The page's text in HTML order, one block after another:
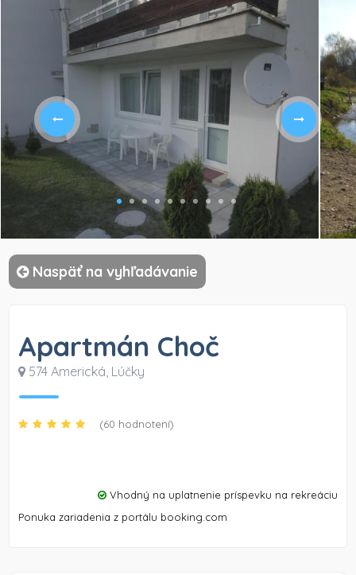
Naspäť na vyhľadávanie
Apartmán Choč
574 Americká, Lúčky
(60 hodnotení)
Vhodný na uplatnenie príspevku na rekreáciu
Ponuka zariadenia z portálu booking.com